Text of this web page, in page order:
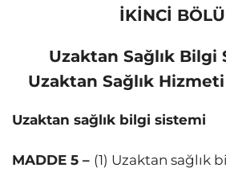
İKİNCİ
Uzaktan Sağlık Bilgi
Uzaktan Sağlık
Uzaktan sağlık bilgi sistemi
MADDE 5 – (1) Uzaktan sağlık